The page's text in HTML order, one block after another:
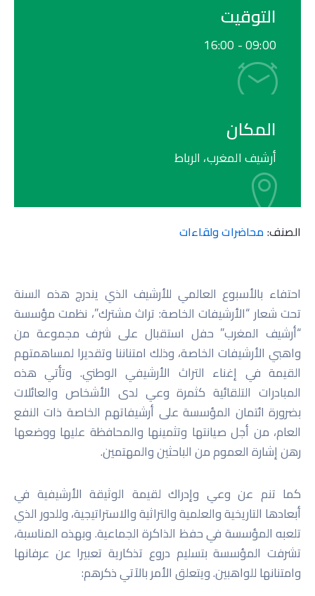
التوقيت
09:00 -
16:00
المكان
أرشيف المغرب، الرباط
الصنف: محاضرات ولقاءات
احتفاء بالأسبوع العالمي للأرشيف الذي يندرج هذه السنة
تحت شعار “الأرشيفات الخاصة: تراث مشترك”، نظمت مؤسسة
“أرشيف المغرب” حفل استقبال على شرف مجموعة من
واهبي الأرشيفات الخاصة، وذلك امتناننا وتقديرا لمساهمتهم
القيمة في إغناء التراث الأرشيفي الوطني. وتأتي هذه
المبادرات التلقائية كثمرة وعي لدى الأشخاص والعائلات
بضرورة ائتمان المؤسسة على أرشيفاتهم الخاصة ذات النفع
العام، من أجل صيانتها وتثمينها والمحافظة عليها ووضعها
رهن إشارة العموم من الباحثين والمهتمين.
كما تنم عن وعي وإدراك لقيمة الوثيقة الأرشيفية في
أبعادها التاريخية والعلمية والتراثية والاستراتيجية، وللدور الذي
تلعبه المؤسسة في حفظ الذاكرة الجماعية. وبهذه المناسبة،
تشرفت المؤسسة بتسليم دروع تذكارية تعبيرا عن عرفانها
وامتنانها للواهبين. ويتعلق الأمر بالآتي ذكرهم: